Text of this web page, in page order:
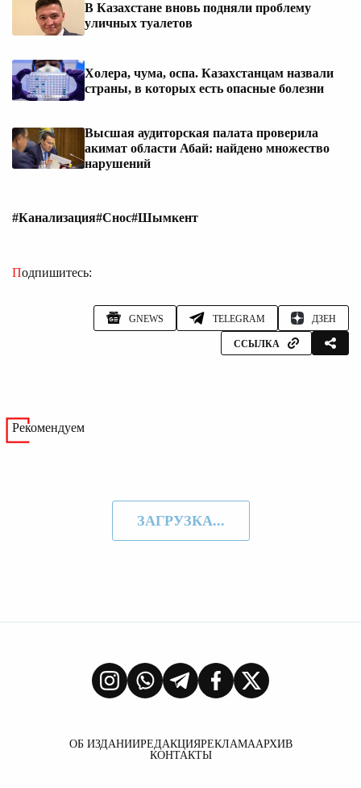
В Казахстане вновь подняли проблему
уличных туалетов
Холера, чума, оспа. Казахстанцам назвали
страны, в которых есть опасные болезни
Высшая аудиторская палата проверила
акимат области Абай: найдено множество
нарушений
#Канализация#Снос#Шымкент
Подпишитесь:
GNEWS TELEGRAM ДЗЕН
ССЫЛКА
Рекомендуем
ЗАГРУЗКА...
ОБ ИЗДАНИИРЕДАКЦИЯРЕКЛАМААРХИВ
КОНТАКТЫ